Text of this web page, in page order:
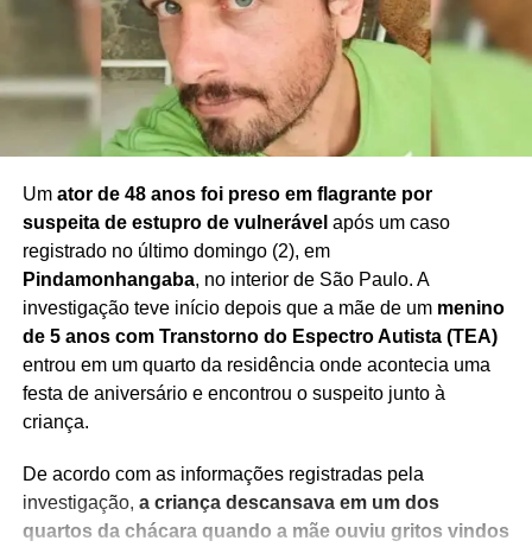
Redação Saiba+
Um ator de 48 anos foi preso em flagrante por
suspeita de estupro de vulnerável após um caso
registrado no último domingo (2), em
Pindamonhangaba, no interior de São Paulo. A
investigação teve início depois que a mãe de um menino
de 5 anos com Transtorno do Espectro Autista (TEA)
entrou em um quarto da residência onde acontecia uma
festa de aniversário e encontrou o suspeito junto à
criança.
De acordo com as informações registradas pela
investigação, a criança descansava em um dos
quartos da chácara quando a mãe ouviu gritos vindos